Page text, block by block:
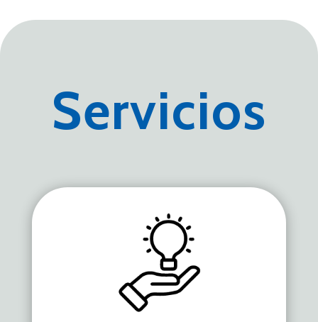
Servicios